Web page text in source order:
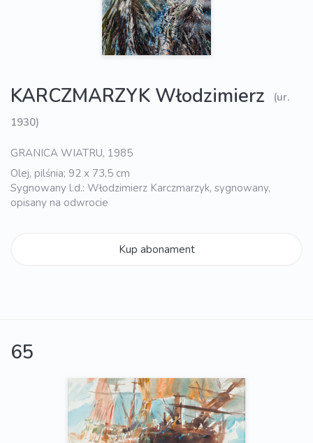
KARCZMARZYK Włodzimierz
(ur.
1930)
GRANICA WIATRU, 1985
Olej, pilśnia; 92 x 73,5 cm
Sygnowany l.d.: Włodzimierz Karczmarzyk, sygnowany,
opisany na odwrocie
Kup abonament
65